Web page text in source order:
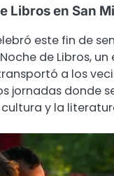
Libros en San
este fin de
de Libros,
a los
jornadas donde
y la